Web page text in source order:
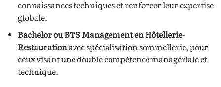
connaissances techniques et renforcer leur expertise
globale.
Bachelor ou BTS Management en Hôtellerie-
Restaurationavec spécialisation sommellerie, pour
ceux visant une double compétence managériale et
technique.